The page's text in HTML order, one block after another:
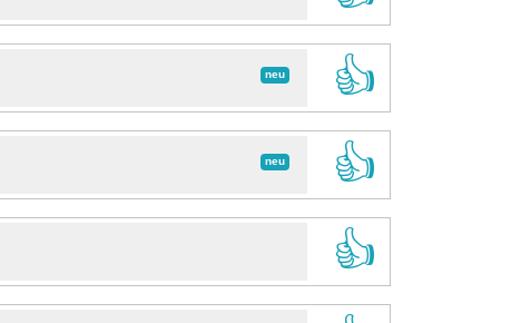
neu
👍
neu
👍
👍